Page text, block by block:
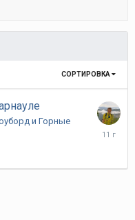
СОРТИРОВКА
и Горные
22